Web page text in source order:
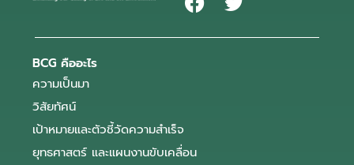
BCG คืออะไร
ความเป็นมา
วิสัยทัศน์
เป้าหมายและตัวชี้วัดความสำเร็จ
ยุทธศาสตร์ และแผนงานขับเคลื่อน